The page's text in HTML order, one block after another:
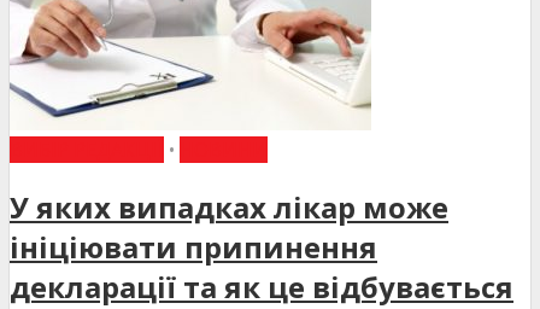
•
У яких випадках лікар може
ініціювати припинення
декларації та як це відбувається